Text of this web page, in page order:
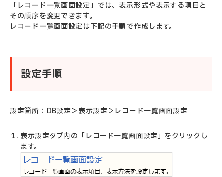
「レコード一覧画面設定」では、表示形式や表示する項目と
その順序を変更できます。
レコード一覧画面設定は下記の手順で作成します。
設定手順
設定箇所：DB設定＞表示設定＞レコード一覧画面設定
表示設定タブ内の「レコード一覧画面設定」をクリックし
ます。